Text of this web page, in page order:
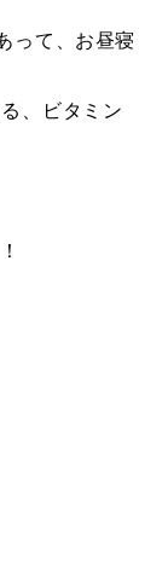
って、お昼寝
、ビタミン